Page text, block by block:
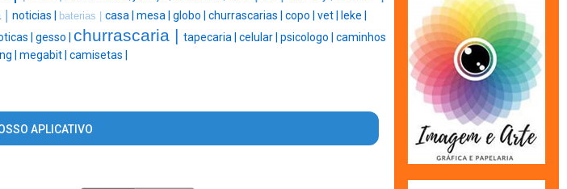
| noticias | baterias | casa | mesa | globo | churrascarias | copo | vet |
leke |
| gesso | churrascaria | tapecaria | celular | psicologo | caminhos
| megabit | camisetas |
APLICATIVO